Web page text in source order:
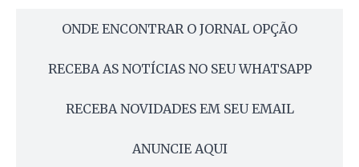
ONDE ENCONTRAR O JORNAL OPÇÃO
RECEBA AS NOTÍCIAS NO SEU WHATSAPP
RECEBA NOVIDADES EM SEU EMAIL
ANUNCIE AQUI